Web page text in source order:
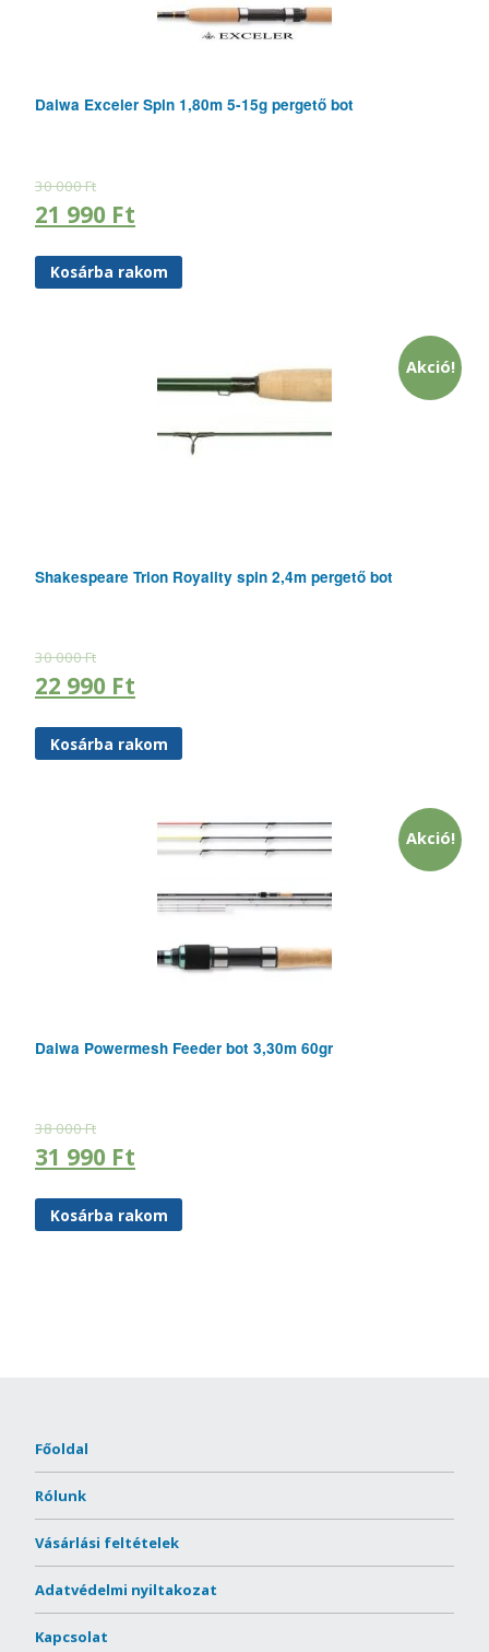
Daiwa Exceler Spin 1,80m 5-15g pergető bot
30 000Ft
21 990 Ft
Kosárba rakom
Akció!
Shakespeare Trion Royality spin 2,4m pergető bot
30 000Ft
22 990 Ft
Kosárba rakom
Akció!
Daiwa Powermesh Feeder bot 3,30m 60gr
38 000Ft
31 990 Ft
Kosárba rakom
Főoldal
Rólunk
Vásárlási feltételek
Adatvédelmi nyiltakozat
Kapcsolat